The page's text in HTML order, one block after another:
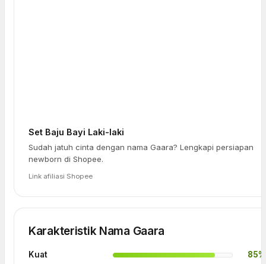
Set Baju Bayi Laki-laki
Sudah jatuh cinta dengan nama Gaara? Lengkapi persiapan
newborn di Shopee.
Link afiliasi Shopee
Karakteristik Nama Gaara
Kuat 85%